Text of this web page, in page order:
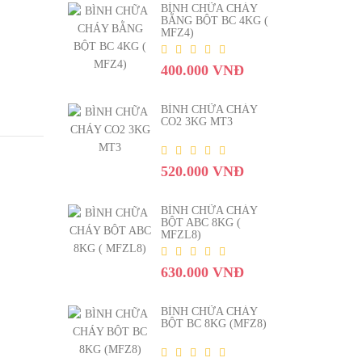
BÌNH CHỮA CHÁY
BẰNG BỘT BC 4KG (
MFZ4)
400.000 VNĐ
BÌNH CHỮA CHÁY
CO2 3KG MT3
520.000 VNĐ
BÌNH CHỮA CHÁY
BỘT ABC 8KG (
MFZL8)
630.000 VNĐ
BÌNH CHỮA CHÁY
BỘT BC 8KG (MFZ8)